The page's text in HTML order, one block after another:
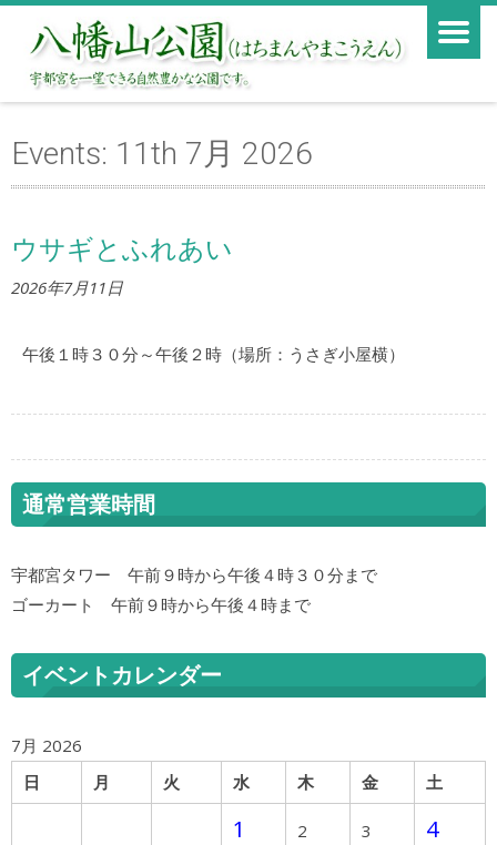
Events: 11th 7月 2026
ウサギとふれあい
2026年7月11日
午後１時３０分～午後２時（場所：うさぎ小屋横）
通常営業時間
宇都宮タワー 午前９時から午後４時３０分まで
ゴーカート 午前９時から午後４時まで
イベントカレンダー
7月 2026
日
月 火 水 木 金 土
1 2 3
4